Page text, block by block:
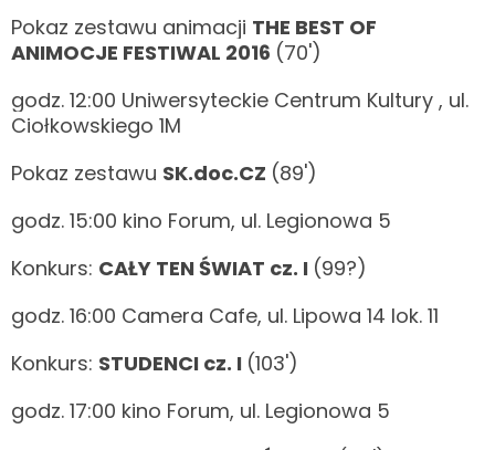
Pokaz zestawu animacji THE BEST OF
ANIMOCJE FESTIWAL 2016 (70')
godz. 12:00 Uniwersyteckie Centrum Kultury , ul.
Ciołkowskiego 1M
Pokaz zestawu SK.doc.CZ (89')
godz. 15:00 kino Forum, ul. Legionowa 5
Konkurs: CAŁY TEN ŚWIAT cz. I (99?)
godz. 16:00 Camera Cafe, ul. Lipowa 14 lok. 11
Konkurs: STUDENCI cz. I (103')
godz. 17:00 kino Forum, ul. Legionowa 5